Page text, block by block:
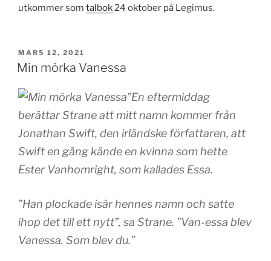
utkommer som talbok24 oktober på Legimus.
PUBLICERAT
MARS 12, 2021
Min mörka Vanessa
”En eftermiddag
berättar Strane att mitt namn kommer från
Jonathan Swift, den irländske författaren, att
Swift en gång kände en kvinna som hette
Ester Vanhomright, som kallades Essa.
”Han plockade isär hennes namn och satte
ihop det till ett nytt”, sa Strane. ”Van-essa blev
Vanessa. Som blev du.”